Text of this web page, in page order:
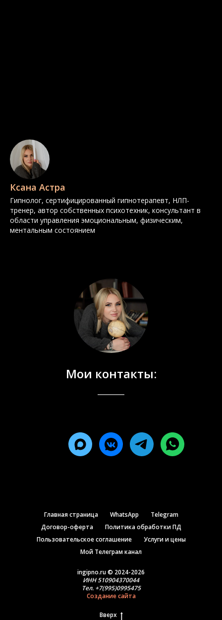
Ксана Астра
Гипнолог, сертифицированный гипнотерапевт, НЛП-
тренер, автор собственных психотехник, консультант в
области управления эмоциональным, физическим,
ментальным состоянием
Мои контакты:
Главная страница WhatsApp
Telegram
Договор-оферта
Политика обработки ПД
Пользовательское соглашение
Услуги и цены
Мой Телеграм канал
ingipno.ru © 2024-2026
ИНН510904370044
Тел. +7(995)0995475
Создание сайта
Вверх